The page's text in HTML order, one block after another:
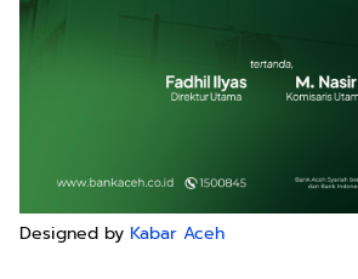
Designed by Kabar Aceh